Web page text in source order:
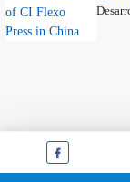
Este sitio web utiliza
que está de acuerdo